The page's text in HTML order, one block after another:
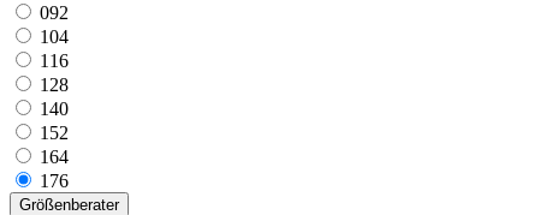
092
104
116
128
140
152
164
176
Größenberater